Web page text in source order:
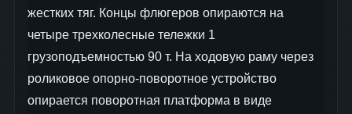
жестких тяг. Концы флюгеров опираются на
четыре трехколесные тележки 1
грузоподъемностью 90 т. На ходовую раму через
роликовое опорно-поворотное устройство
опирается поворотная платформа в виде